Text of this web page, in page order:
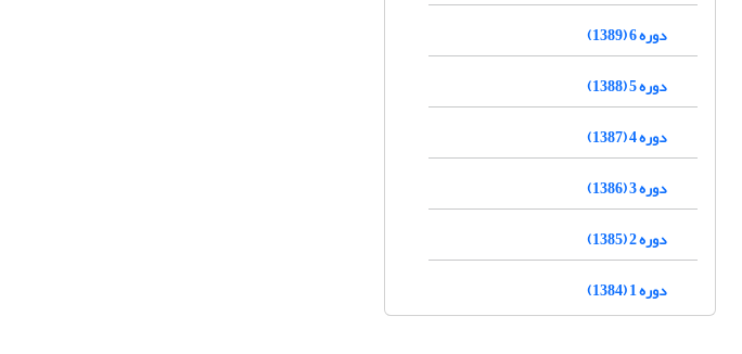
دوره 6 (1389)
دوره 5 (1388)
دوره 4 (1387)
دوره 3 (1386)
دوره 2 (1385)
دوره 1 (1384)